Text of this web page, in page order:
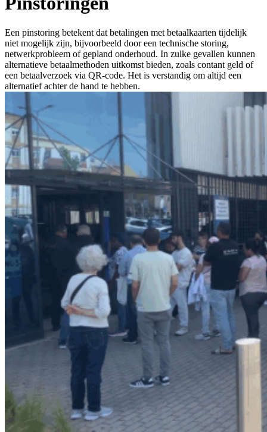
Een pinstoring betekent dat betalingen met betaalkaarten tijdelijk
niet mogelijk zijn, bijvoorbeeld door een technische storing,
netwerkprobleem of gepland onderhoud. In zulke gevallen kunnen
alternatieve betaalmethoden uitkomst bieden, zoals contant geld of
een betaalverzoek via QR-code. Het is verstandig om altijd een
alternatief achter de hand te hebben.